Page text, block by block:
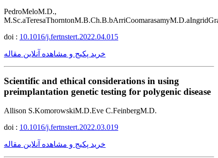
PedroMeloM.D.,
doi : 10.1016/j.fertnstert.2022.04.015
خرید پکیج و مشاهده آنلاین مقاله
Scientific and ethical considerations in using
preimplantation genetic testing for polygenic disease
Allison S.KomorowskiM.D.Eve C.FeinbergM.D.
doi : 10.1016/j.fertnstert.2022.03.019
خرید پکیج و مشاهده آنلاین مقاله